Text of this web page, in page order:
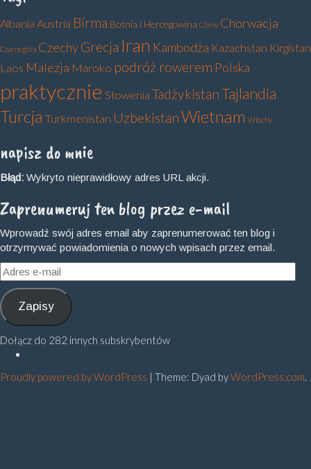
Albania Austria Birma Bośnia i Hercegowina Chiny Chorwacja
Czarnogóra CzechyGrecja Iran Kambodża Kazachstan Kirgistan
Laos Malezja Maroko podróż rowerem Polska
praktycznie Słowenia TadżykistanTajlandia
Turcja Turkmenistan UzbekistanWietnam Włochy
napisz do mnie
Błąd: Wykryto nieprawidłowy adres URL akcji.
Zaprenumeruj ten blog przez e-mail
Wprowadź swój adres email aby zaprenumerować ten blog i
otrzymywać powiadomienia o nowych wpisach przez email.
Adres
e-
mail
Zapisy
Dołącz do 282 innych subskrybentów
Proudly powered by WordPress | Theme: Dyad byWordPress.com